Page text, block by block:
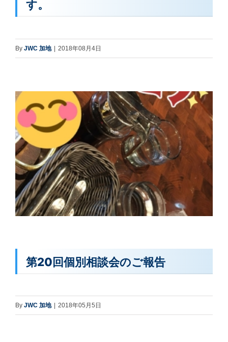
す。
By JWC 加地 | 2018年08月4日
第20回個別相談会のご報告
By JWC 加地 2018年05月5日